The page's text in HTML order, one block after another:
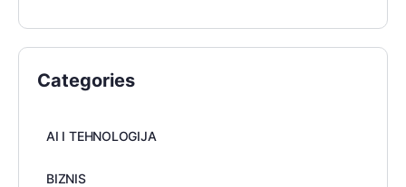
Categories
AI I TEHNOLOGIJA
BIZNIS